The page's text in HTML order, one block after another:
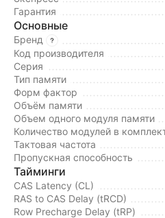
Гарантия
Основные
Бренд
Код производителя
Серия
Тип памяти
Форм фактор
Объём памяти
Объем одного модуля памяти
Количество модулей в
Тактовая частота
Пропускная способность
Тайминги
CAS Latency (CL)
RAS to CAS Delay (tRCD)
Row Precharge Delay (tRP)